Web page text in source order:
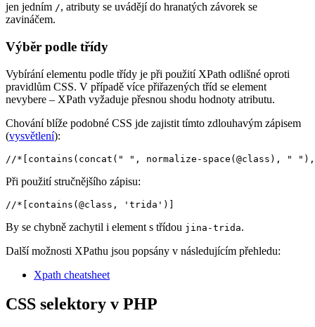
jen jedním /, atributy se uvádějí do hranatých závorek se
zavináčem.
Výběr podle třídy
Vybírání elementu podle třídy je při použití XPath odlišné oproti
pravidlům CSS. V případě více přiřazených tříd se element
nevybere – XPath vyžaduje přesnou shodu hodnoty atributu.
Chování blíže podobné CSS jde zajistit tímto zdlouhavým zápisem
(vysvětlení):
//*[contains(concat(" ", normalize-space(@class), "
Při použití stručnějšího zápisu:
//*[contains(@class, 'trida')]
By se chybně zachytil i element s třídou jina-trida.
Další možnosti XPathu jsou popsány v následujícím přehledu:
Xpath cheatsheet
CSS selektory v PHP